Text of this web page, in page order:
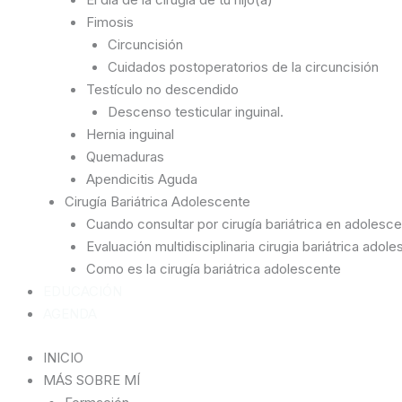
Fimosis
Circuncisión
Cuidados postoperatorios de la circuncisión
Testículo no descendido
Descenso testicular inguinal.
Hernia inguinal
Quemaduras
Apendicitis Aguda
Cirugía Bariátrica Adolescente
Cuando consultar por cirugía bariátrica en
Evaluación multidisciplinaria cirugia bariátrica
Como es la cirugía bariátrica adolescente
INICIO
MÁS SOBRE MÍ